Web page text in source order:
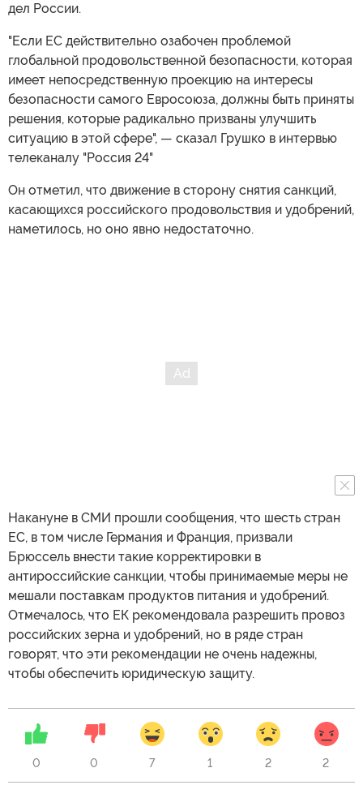
дел России.
"Если ЕС действительно озабочен проблемой
глобальной продовольственной безопасности, которая
имеет непосредственную проекцию на интересы
безопасности самого Евросоюза, должны быть приняты
решения, которые радикально призваны улучшить
ситуацию в этой сфере", — сказал Грушко в интервью
телеканалу "Россия 24"
Он отметил, что движение в сторону снятия санкций,
касающихся российского продовольствия и удобрений,
наметилось, но оно явно недостаточно.
Накануне в СМИ прошли сообщения, что шесть стран
ЕС, в том числе Германия и Франция, призвали
Брюссель внести такие корректировки в
антироссийские санкции, чтобы принимаемые меры не
мешали поставкам продуктов питания и удобрений.
Отмечалось, что ЕК рекомендовала разрешить провоз
российских зерна и удобрений, но в ряде стран
говорят, что эти рекомендации не очень надежны,
чтобы обеспечить юридическую защиту.
0 0 7 1 2 2